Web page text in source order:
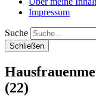
Impressum
Suche
Schließen
(22)